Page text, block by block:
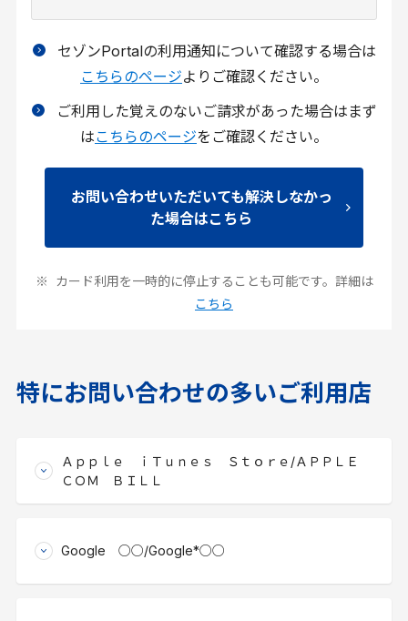
セゾンPortalの利用通知について確認する場合は
こちらのページよりご確認ください。
ご利用した覚えのないご請求があった場合はまず
はこちらのページをご確認ください。
お問い合わせいただいても解決しなかっ
た場合はこちら
カード利用を一時的に停止することも可能です。詳細は
こちら
特にお問い合わせの多いご利用店
Ａｐｐｌｅ ｉＴｕｎｅｓ Ｓｔｏｒｅ/ＡＰＰＬＥ
ＣＯＭ ＢＩＬＬ
Google ○○/Google*○○